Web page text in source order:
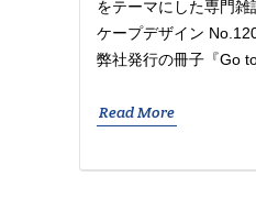
をテーマにした専門雑
ケープデザイン
弊社発行の冊子『Go
Read More